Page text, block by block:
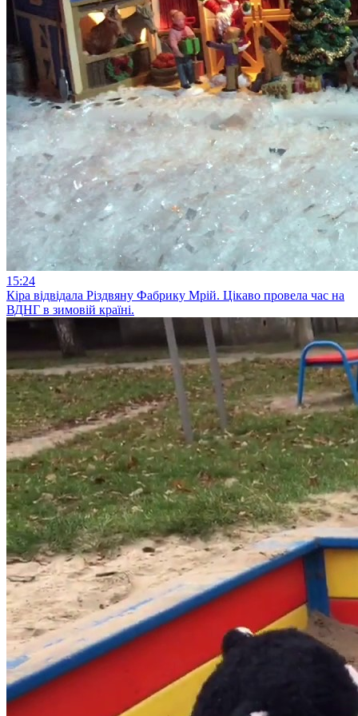
15:24
Кіра відвідала Різдвяну Фабрику Мрій. Цікаво провела час на
ВДНГ в зимовій країні.